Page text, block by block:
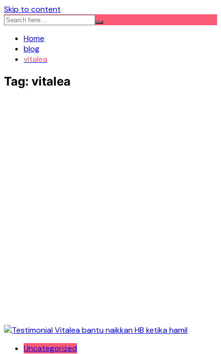
Skip to content
Home
blog
vitalea
Tag: vitalea
Uncategorized